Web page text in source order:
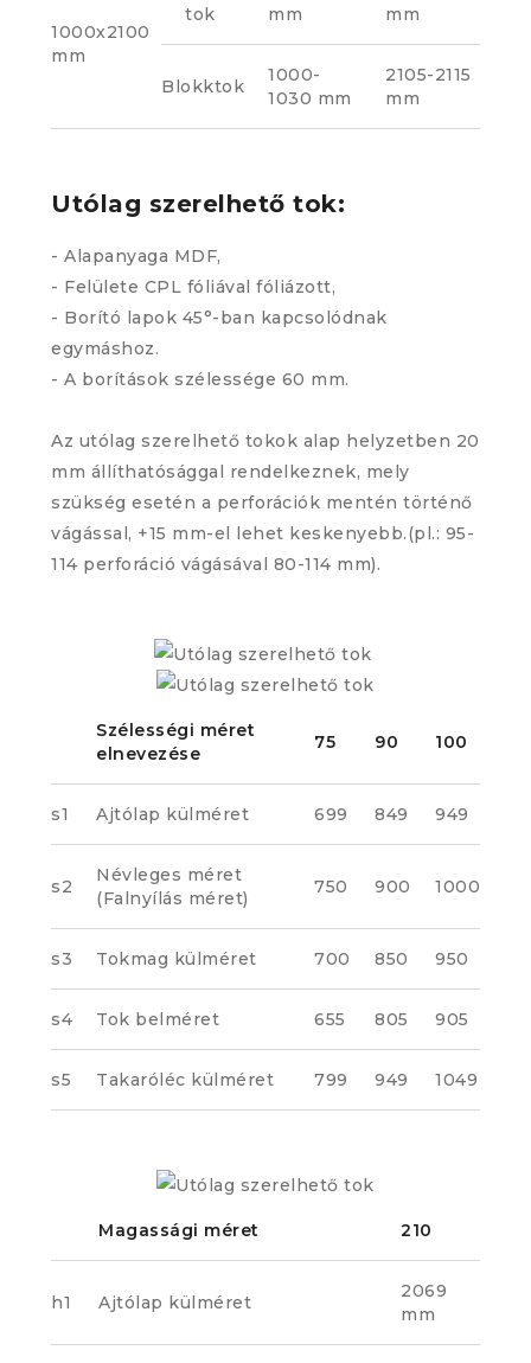
1000x2100
mm
tok
mm
mm
Blokktok
1000-
1030 mm
2105-2115
mm
Utólag szerelhető tok:
- Alapanyaga MDF,
- Felülete CPL fóliával fóliázott,
- Borító lapok 45°-ban kapcsolódnak
egymáshoz.
- A borítások szélessége 60 mm.
Az utólag szerelhető tokok alap helyzetben 20
mm állíthatósággal rendelkeznek, mely
szükség esetén a perforációk mentén történő
vágással, +15 mm-el lehet keskenyebb.(pl.: 95-
114 perforáció vágásával 80-114 mm).
Szélességi méret
elnevezése
75 90 100
s1 Ajtólap külméret 699 849 949
s2
Névleges méret
(Falnyílás méret)
750 900 1000
s3 Tokmag külméret 700 850 950
s4 Tok belméret 655 805 905
s5 Takaróléc külméret 799 949 1049
Magassági méret 210
h1 Ajtólap külméret
2069
mm